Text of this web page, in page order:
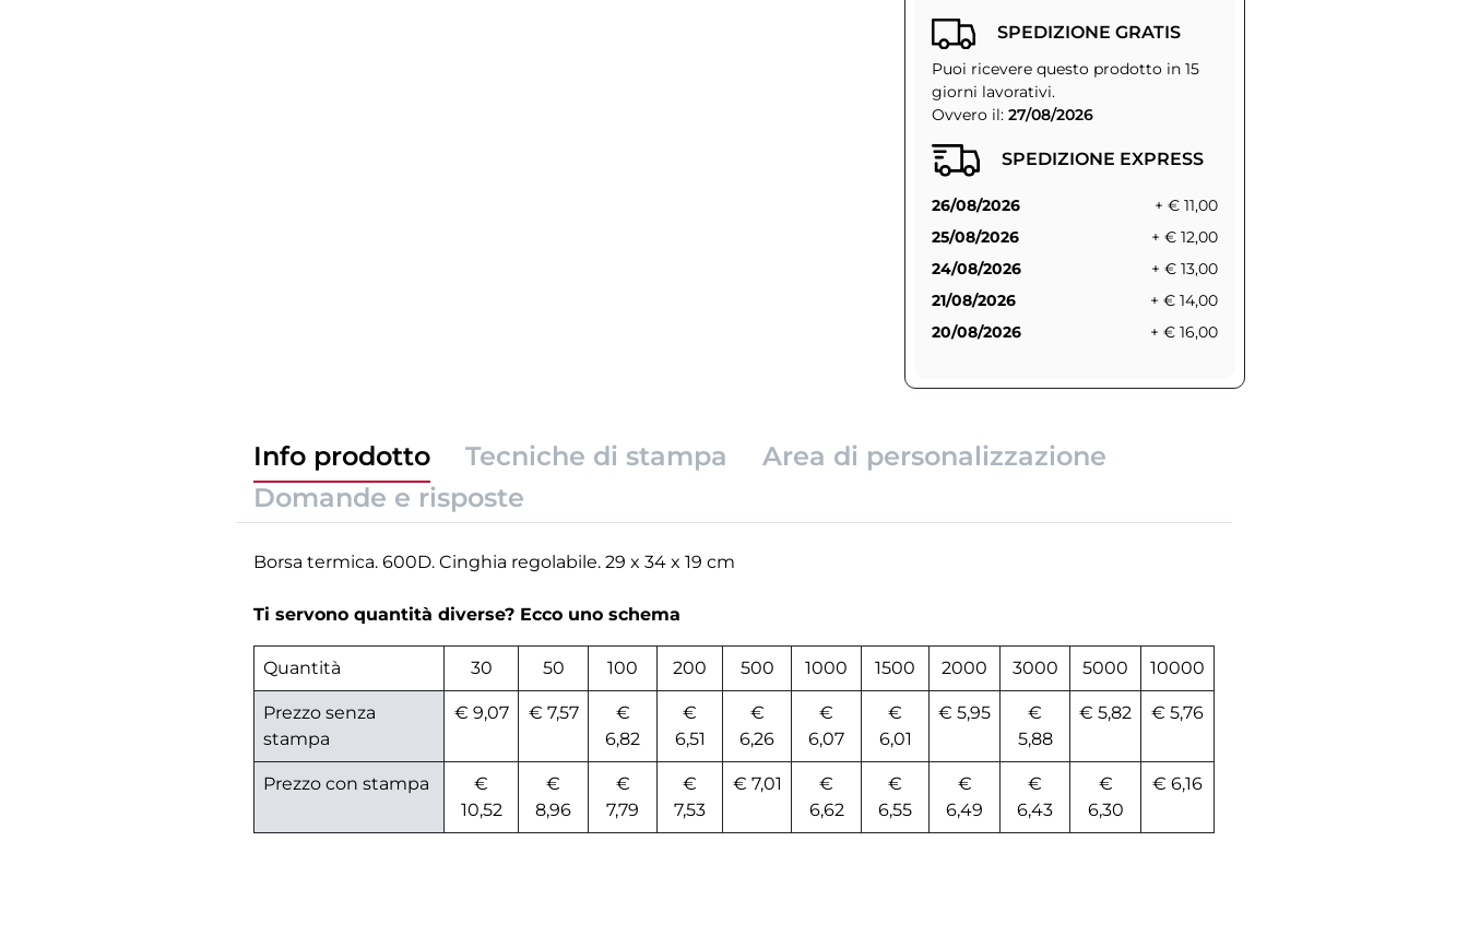
SPEDIZIONE GRATIS
Puoi ricevere questo prodotto in 15
giorni lavorativi.
Ovvero il: 27/08/2026
SPEDIZIONE EXPRESS
26/08/2026
+ € 11,00
25/08/2026
+ € 12,00
24/08/2026
+ € 13,00
21/08/2026
+ € 14,00
20/08/2026
+ € 16,00
Info prodotto Tecniche di stampa
Area di personalizzazione
Domande e risposte
Borsa termica. 600D. Cinghia regolabile. 29 x 34 x 19 cm
Ti servono quantità diverse? Ecco uno schema
Quantità 30 50 100 200 500 1000 1500 2000 3000 5000 10000
Prezzo senza
stampa
€ 9,07 € 7,57
€
6,82
€
6,51
€
6,26
€
6,07
€
6,01
€ 5,95
€
5,88
€ 5,82 € 5,76
Prezzo con stampa
€
10,52
€
8,96
€
7,79
€
7,53
€ 7,01
€
6,62
€
6,55
€
6,49
€
6,43
€
6,30
€ 6,16